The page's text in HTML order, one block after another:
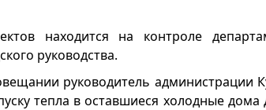
находится на контроле
руководства.
руководитель администрации
тепла в оставшиеся холодные